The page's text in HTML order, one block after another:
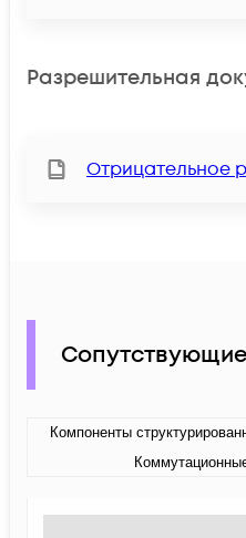
Разрешительная
Отрицательное
Компоненты